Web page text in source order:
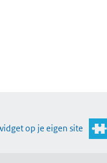
op je eigen site